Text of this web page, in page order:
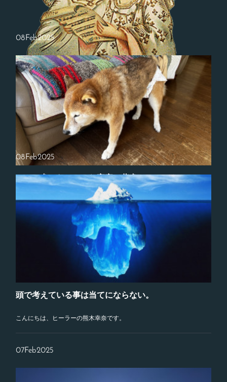
本来の自分が現れるように呼吸筋を鍛える
こんにちは、ヒーラーの熊木幸奈です。先日、月一の所属している合唱
団の練習MTGがありました。今年の後半に国内公演が決定しました。近
くなったらまたお伝えしますね＾＾私が大好きな神様たちの集まる場…
08Feb2025
オムツ犬になっていた実家の柴犬チロちゃん
こんにちは、ヒーラーの熊木幸奈です。久々、都内の実家に行きまし
た。柴犬チロちゃんが随分、老犬となっていました。オムツをして、耳
も目も悪そうで。。。
08Feb2025
頭で考えている事は当てにならない。
こんにちは、ヒーラーの熊木幸奈です。
07Feb2025